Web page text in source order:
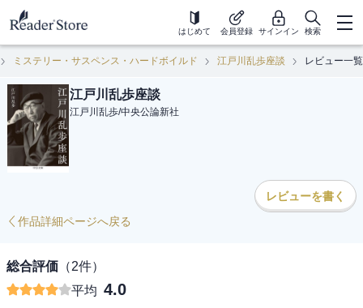
はじめて 会員登録 サインイン 検索
ミステリー・サスペンス・ハードボイルド 江戸川乱歩座談 レビュー一覧
江戸川乱歩座談
江戸川乱歩/中央公論新社
レビューを書く
作品詳細ページへ戻る
総合評価 （2件）
平均 4.0